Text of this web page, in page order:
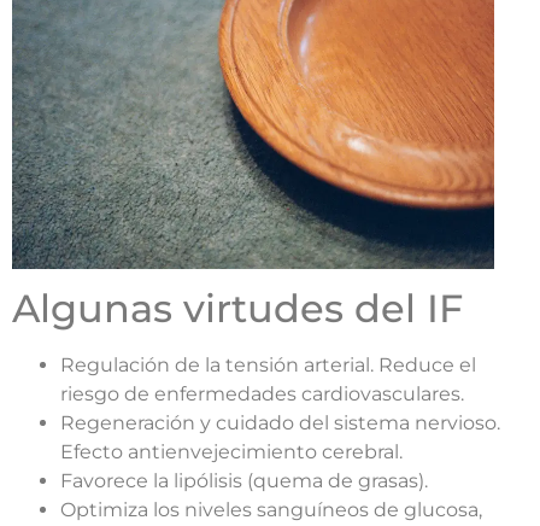
Algunas virtudes del IF
Regulación de la tensión arterial. Reduce el
riesgo de enfermedades cardiovasculares.
Regeneración y cuidado del sistema nervioso.
Efecto antienvejecimiento cerebral.
Favorece la lipólisis (quema de grasas).
Optimiza los niveles sanguíneos de glucosa,